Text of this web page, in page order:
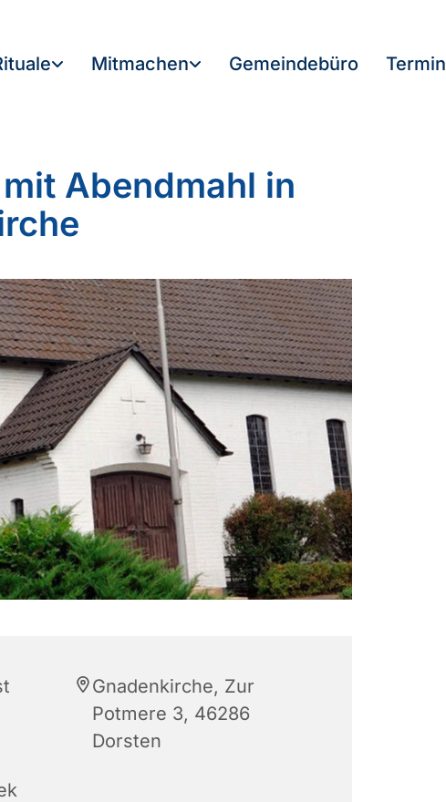
Mitmachen Gemeindebüro
Abendmahl in
Gnadenkirche, Zur
Potmere 3, 46286
Dorsten